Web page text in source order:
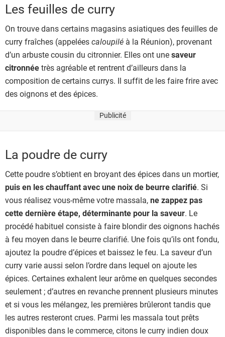
Les feuilles de curry
On trouve dans certains magasins asiatiques des feuilles de
curry fraîches (appeléescaloupilé à la Réunion), provenant
d’un arbuste cousin du citronnier. Elles ont unesaveur
citronnéetrès agréable et rentrent d’ailleurs dans la
composition de certains currys. Il suffit de les faire frire avec
des oignons et des épices.
Publicité
La poudre de curry
Cette poudre s’obtient en broyant des épices dans un mortier,
puis en les chauffant avec une noix de beurre clarifié. Si
vous réalisez vous-même votre massala,ne zappez pas
cette dernière étape, déterminante pour la saveur. Le
procédé habituel consiste à faire blondir des oignons hachés
à feu moyen dans le beurre clarifié. Une fois qu’ils ont fondu,
ajoutez la poudre d’épices et baissez le feu. La saveur d’un
curry varie aussi selon l’ordre dans lequel on ajoute les
épices. Certaines exhalent leur arôme en quelques secondes
seulement ; d’autres en revanche prennent plusieurs minutes
et si vous les mélangez, les premières brûleront tandis que
les autres resteront crues. Parmi les massala tout prêts
disponibles dans le commerce, citons le curry indien doux